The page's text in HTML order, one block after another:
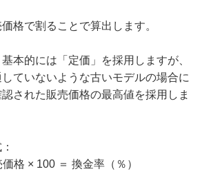
格で割ることで算出します。
本的には「定価」を採用しますが、
ていないような古いモデルの場合に
された販売価格の最高値を採用しま
格 × 100 ＝ 換金率（％）